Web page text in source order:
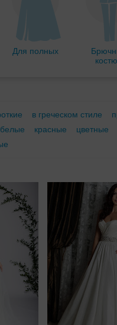
Для полных
в греческом стиле
белые красные цветные